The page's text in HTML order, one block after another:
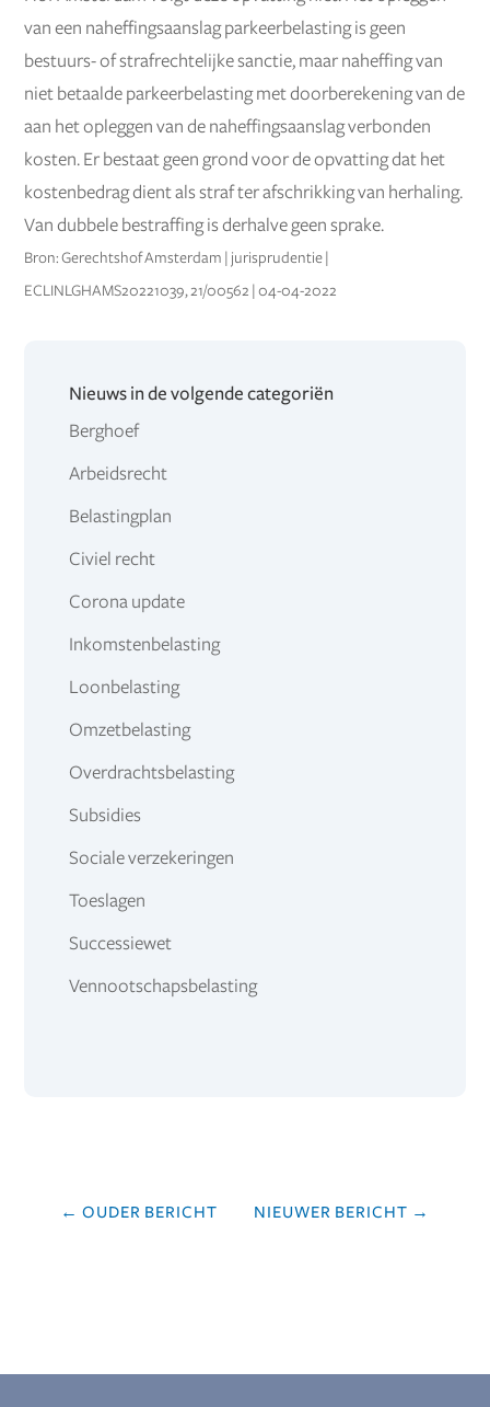
van een naheffingsaanslag parkeerbelasting is geen
bestuurs- of strafrechtelijke sanctie, maar naheffing van
niet betaalde parkeerbelasting met doorberekening van de
aan het opleggen van de naheffingsaanslag verbonden
kosten. Er bestaat geen grond voor de opvatting dat het
kostenbedrag dient als straf ter afschrikking van herhaling.
Van dubbele bestraffing is derhalve geen sprake.
Bron: Gerechtshof Amsterdam | jurisprudentie |
ECLINLGHAMS20221039, 21/00562 | 04-04-2022
Nieuws in de volgende categoriën
Berghoef
Arbeidsrecht
Belastingplan
Civiel recht
Corona update
Inkomstenbelasting
Loonbelasting
Omzetbelasting
Overdrachtsbelasting
Subsidies
Sociale verzekeringen
Toeslagen
Successiewet
Vennootschapsbelasting
← OUDER BERICHT NIEUWER BERICHT →